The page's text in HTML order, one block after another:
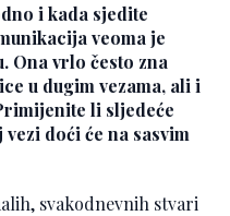
i kada sjedite
veoma je
Ona vrlo često zna
u dugim vezama, ali i
li sljedeće
doći će na sasvim
svakodnevnih stvari